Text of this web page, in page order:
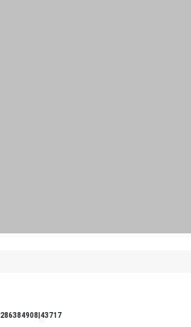
286384908|43717